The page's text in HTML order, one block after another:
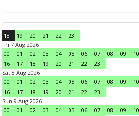
18 19 20 21 22
23
Fri 7 Aug 2026
00
01 02 03 04 05 06 07 08 09 10
16
17 18 19 20 21 22
23
Sat 8 Aug 2026
00
01 02 03 04 05 06 07 08 09 10
16
17 18 19 20 21 22
23
Sun 9 Aug 2026
00
01 02 03 04 05 06 07 08 09 10